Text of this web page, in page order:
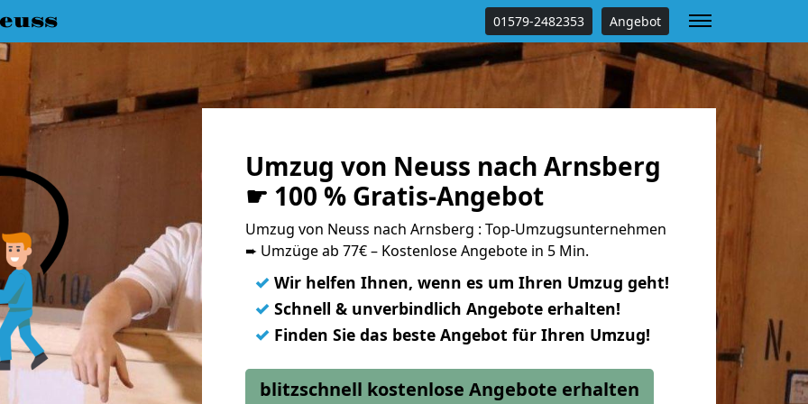
01579-2482353 Angebot
Umzug von Neuss nach Arnsberg
☛ 100 % Gratis-Angebot
Umzug von Neuss nach Arnsberg : Top-Umzugsunternehmen
➨ Umzüge ab 77€ – Kostenlose Angebote in 5 Min.
✓ Wir helfen Ihnen, wenn es um Ihren Umzug geht!
✓ Schnell & unverbindlich Angebote erhalten!
✓ Finden Sie das beste Angebot für Ihren Umzug!
blitzschnell kostenlose Angebote erhalten